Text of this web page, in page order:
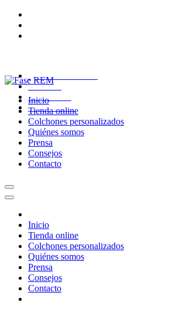
QUIÉNES SOMOS
PRENSA
CONSEJOS
CONTACTO
Inicio
Tienda online
Colchones personalizados
Quiénes somos
Prensa
Consejos
Contacto
Inicio
Tienda online
Colchones personalizados
Quiénes somos
Prensa
Consejos
Contacto